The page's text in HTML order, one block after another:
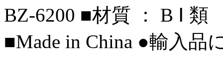
BZ‑6200 ■材質 ： B Ⅰ
■Made in China ●輸入品